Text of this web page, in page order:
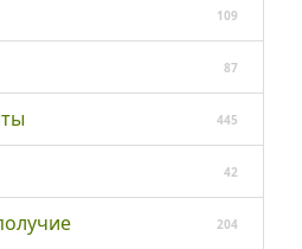
109
87
445
42
204